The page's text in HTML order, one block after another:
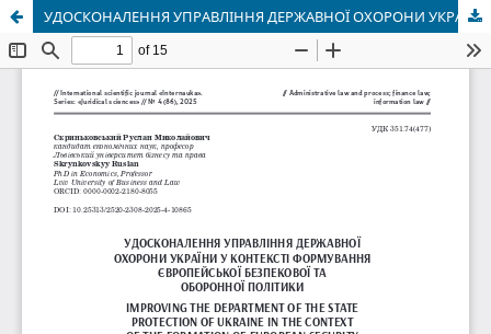
УДОСКОНАЛЕННЯ УПРАВЛІННЯ ДЕРЖАВНОЇ ОХОРОНИ УКРАЇНИ У КОНТЕКСТІ ФОРМУВАННЯ ЄВРОПЕЙСЬКОЇ БЕЗПЕКОВОЇ ТА ОБОРОННОЇ ПОЛІТИКИ